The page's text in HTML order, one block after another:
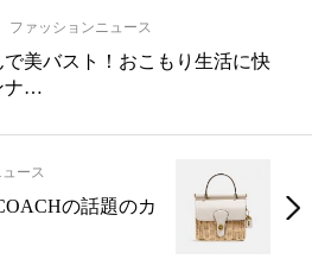
ファッションニュース
で美バスト！おこもり生活に快
ナ…
ース
の話題のカ